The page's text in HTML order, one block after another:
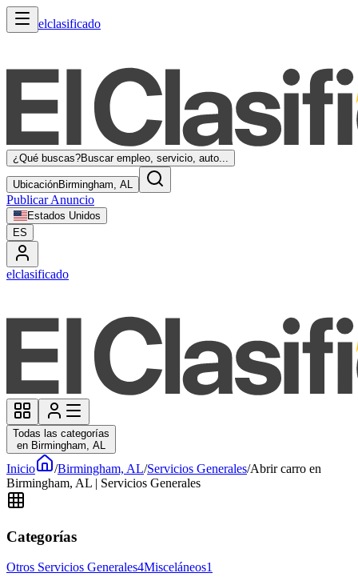
elclasificado
¿Qué buscas?Buscar empleo, servicio, auto...
UbicaciónBirmingham, AL
Publicar Anuncio
Estados Unidos
ES
elclasificado
Todas las categorías
en Birmingham, AL
Inicio /Birmingham, AL/Servicios Generales/Abrir carro en
Birmingham, AL | Servicios Generales
Categorías
Otros Servicios Generales4Misceláneos1